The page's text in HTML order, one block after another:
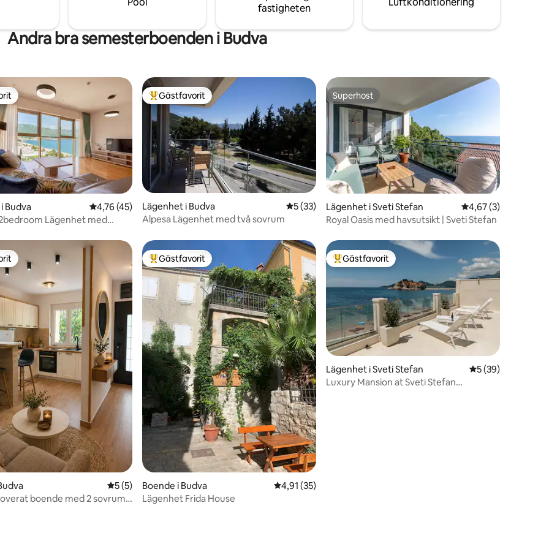
h/zenstardome
fastigheten
Andra bra semesterboenden i Budva
betyg, 23 omdömen
Budva 4,76 av 5 i genomsnittligt betyg, 45 omdömen
4,76 (45)
Lägenhet med
Populär gästfavorit
Gästfavorit
Lägenhet i Budva 5 av 5 i genomsnittligt betyg, 33 omdömen
5 (33)
Alpesa Lägenhet med två sovrum
Superhost
Superhost
Lägenhet i Sveti Stefan 4,67 av 5 i
4,67 (3)
Royal Oasis med havsutsikt | Sveti Stefan
betyg, 19 omdömen
5 av 5 i genomsnittligt betyg, 5 omdömen
5 (5)
boende med 2 sovrum •
Populär gästfavorit
Gästfavorit
Boende i Budva 4,91 av 5 i genomsnittligt betyg, 35 omdömen
4,91 (35)
Lägenhet Frida House
Populär gästfavorit
Gästfavorit
Lägenhet i Sveti Stefan 5 av 5 i
5 (39)
Luxury Mansion at Sveti Stefan